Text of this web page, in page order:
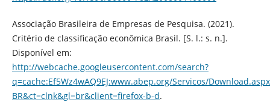
Associação Brasileira de Empresas de Pesquisa. (2021).
Critério de classificação econômica Brasil. [S. l.: s. n.].
Disponível em:
http://webcache.googleusercontent.com/search?
q=cache:Ef5Wz4wAQ9EJ:www.abep.org/Servicos/
BR&ct=clnk&gl=br&client=firefox-b-d.